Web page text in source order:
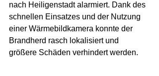
nach Heiligenstadt alarmiert. Dank des
schnellen Einsatzes und der Nutzung
einer Wärmebildkamera konnte der
Brandherd rasch lokalisiert und
größere Schäden verhindert werden.